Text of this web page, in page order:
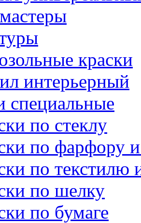
краски
интерьерный
специальные
по стеклу
по фарфору
по текстилю
по шелку
по бумаге